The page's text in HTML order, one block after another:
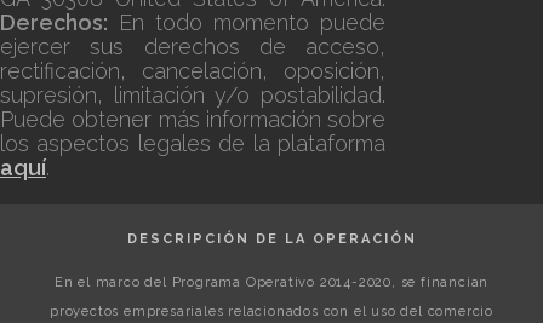
Derechos: En todo momento puede
ejercer sus derechos de acceso,
rectificación, cancelación, oposición,
supresión, limitación y/o postabilidad.
Puede obtener más información sobre
los aspectos legales de la plataforma
aquí.
DESCRIPCIÓN DE LA OPERACIÓN
En el marco del Programa Operativo 2014-2020, se financian
proyectos empresariales relacionados con el uso del comercio